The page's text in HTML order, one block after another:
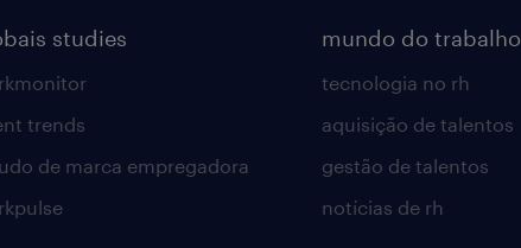
studies
trends
de marca empregadora
mundo do trabalho
tecnologia no rh
aquisição de talentos
gestão de talentos
notícias de rh